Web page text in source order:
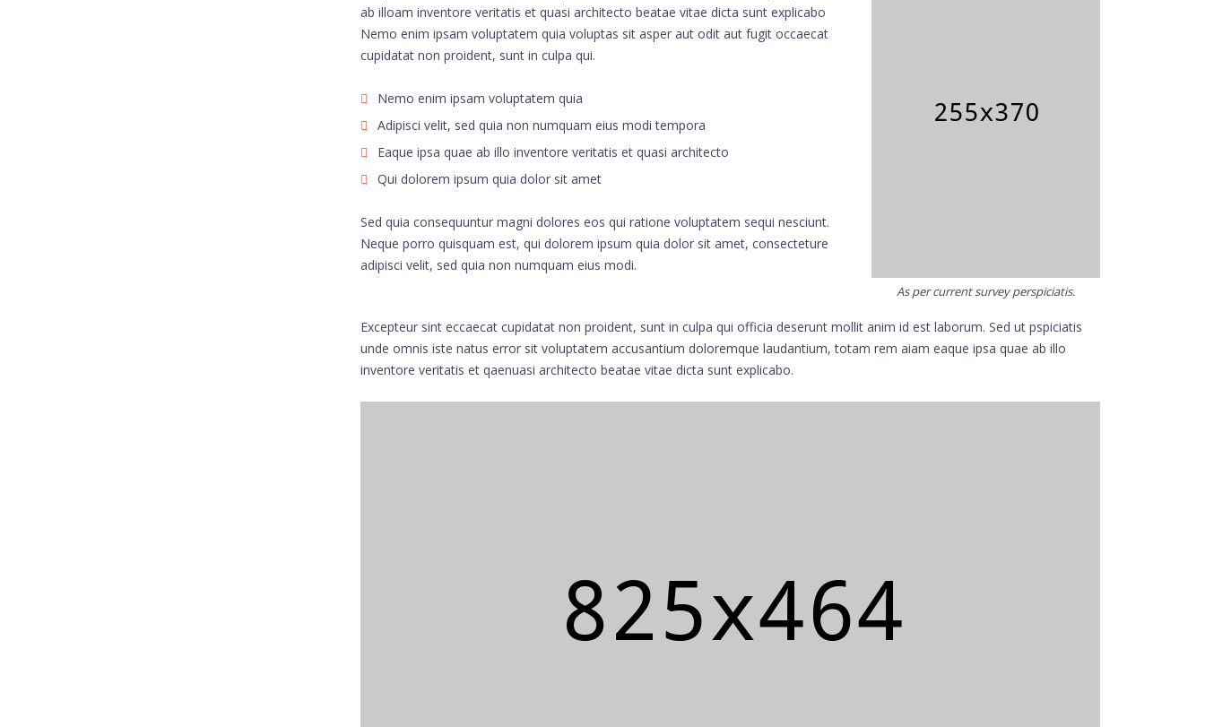
ab illoam inventore veritatis et quasi architecto beatae vitae dicta sunt explicabo
Nemo enim ipsam voluptatem quia voluptas sit asper aut odit aut fugit occaecat
cupidatat non proident, sunt in culpa qui.
Nemo enim ipsam voluptatem quia
Adipisci velit, sed quia non numquam eius modi tempora
Eaque ipsa quae ab illo inventore veritatis et quasi architecto
Qui dolorem ipsum quia dolor sit amet
Sed quia consequuntur magni dolores eos qui ratione voluptatem sequi nesciunt.
Neque porro quisquam est, qui dolorem ipsum quia dolor sit amet, consecteture
adipisci velit, sed quia non numquam eius modi.
As per current survey perspiciatis.
Excepteur sint eccaecat cupidatat non proident, sunt in culpa qui officia deserunt mollit anim id est laborum. Sed ut pspiciatis
unde omnis iste natus error sit voluptatem accusantium doloremque laudantium, totam rem aiam eaque ipsa quae ab illo
inventore veritatis et qaenuasi architecto beatae vitae dicta sunt explicabo.